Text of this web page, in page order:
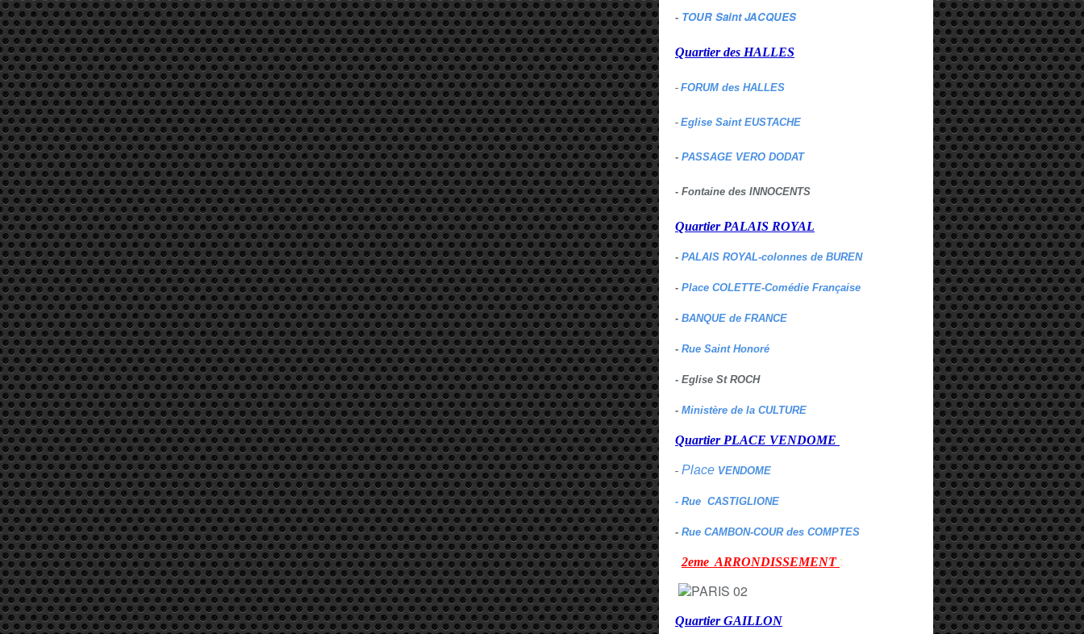
- TOUR Saint JACQUES
Quartier des HALLES
- FORUM des HALLES
- Eglise Saint EUSTACHE
- PASSAGE VERO DODAT
- Fontaine des INNOCENTS
Quartier PALAIS ROYAL
- PALAIS ROYAL-colonnes de BUREN
- Place COLETTE-Comédie Française
- BANQUE de FRANCE
- Rue Saint Honoré
- Eglise St ROCH
- Ministère de la CULTURE
Quartier PLACE VENDOME
- Place VENDOME
- Rue CASTIGLIONE
- Rue CAMBON-COUR des COMPTES
2eme ARRONDISSEMENT :
Quartier GAILLON